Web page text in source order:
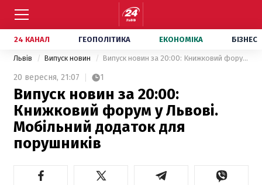
24 КАНАЛ ГЕОПОЛІТИКА ЕКОНОМІКА БІЗНЕС
Львів Випуск новин Випуск новин за 20:00: Книжковий форум у Львові. Мобільний додаток для порушників
20 вересня, 21:07 1
Випуск новин за 20:00:
Книжковий форум у Львові.
Мобільний додаток для
порушників